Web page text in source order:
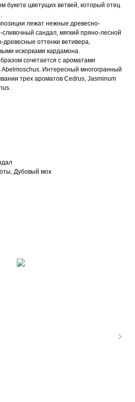
букете цветущих ветвей, который отец
лежат нежные древесно-
сандал, мягкий пряно-лесной
оттенки ветивера,
искорками кардамона.
сочетается с ароматами
Интересный многогранный
трех ароматов Cedrus, Jasminum
Дубовый мох